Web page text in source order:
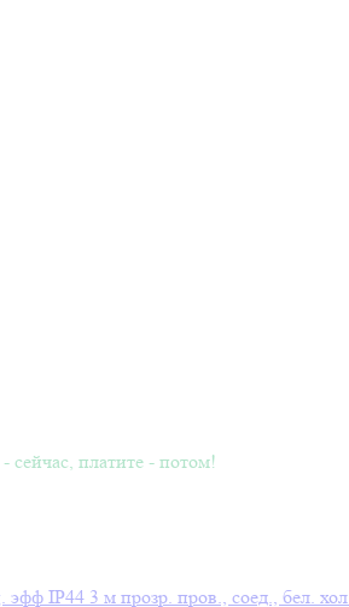
сейчас, платите - потом!
IP44 3 м прозр. пров., соед., бел. хол